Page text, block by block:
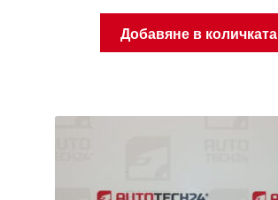
Добавяне в количката